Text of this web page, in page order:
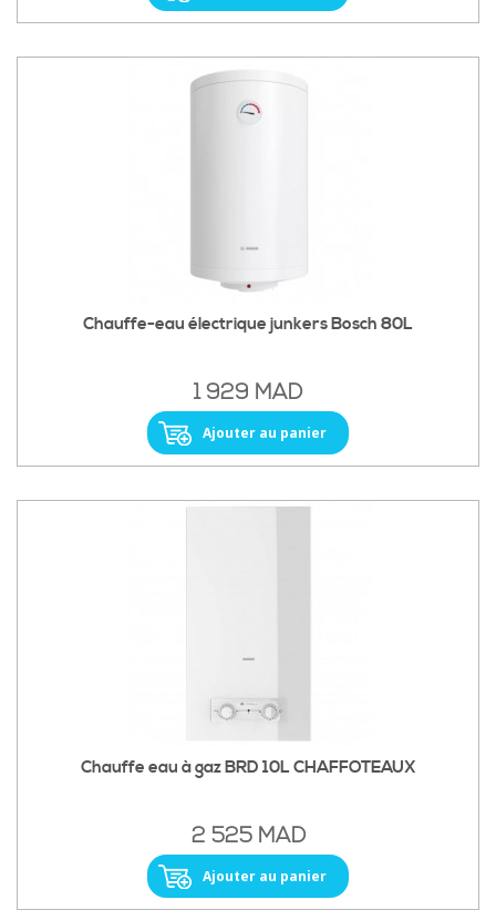
Chauffe-eau électrique junkers Bosch 80L
1 929 MAD
Ajouter au panier
Chauffe eau à gaz BRD 10L CHAFFOTEAUX
2 525 MAD
Ajouter au panier